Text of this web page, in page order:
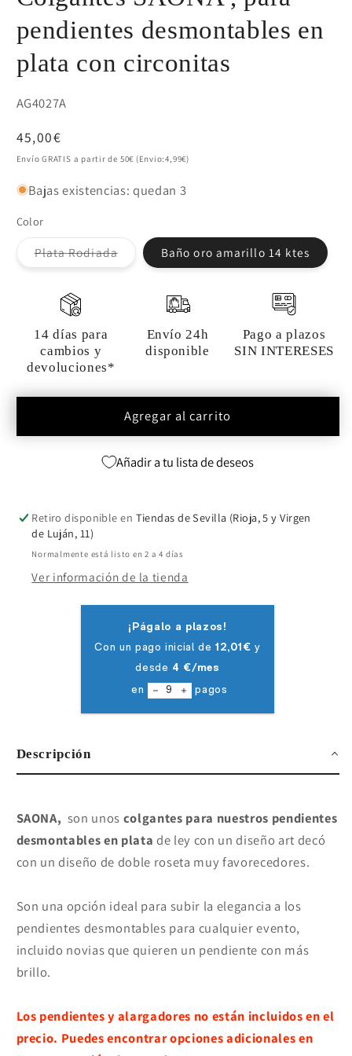
pendientes desmontables en
plata con circonitas
SKU:
AG4027A
Precio
habitual
45,00€
Envío GRATIS a partir de 50€ (Envio:4,99€)
Bajas existencias: quedan 3
Color
Plata RodiadaVariante
agotada
disponible
Baño oro amarillo 14 ktes
14 días para
cambios y
devoluciones*
Envío 24h
disponible
Pago a plazos
SIN INTERESES
Agregar al carrito
Añadir a tu lista de deseos
Retiro disponible en Tiendas de Sevilla (Rioja, 5 y Virgen
de Luján, 11)
Normalmente está listo en 2 a 4 días
Ver información de la tienda
Descripción
SAONA, son unos colgantes para nuestros pendientes
desmontables en plata de ley con un diseño art decó
con un diseño de doble roseta muy favorecedores.
Son una opción ideal para subir la elegancia a los
pendientes desmontables para cualquier evento,
incluido novias que quieren un pendiente con más
brillo.
Los pendientes y alargadores no están incluidos en el
precio. Puedes encontrar opciones adicionales en